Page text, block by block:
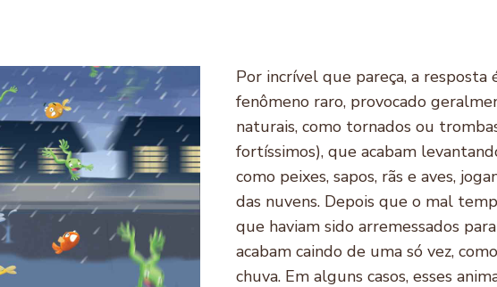
Por incrível que pareça, a resposta
fenômeno raro, provocado
naturais, como tornados ou
fortíssimos), que acabam
como peixes, sapos, rãs e aves,
das nuvens. Depois que o mal
que haviam sido arremessados
acabam caindo de uma só vez,
chuva. Em alguns casos, esses